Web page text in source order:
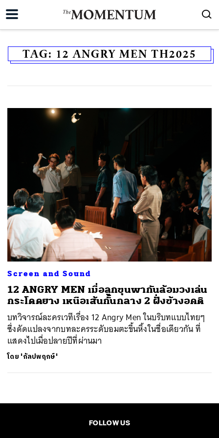
TAG: 12 ANGRY MEN TH2025
Screen and Sound
12 ANGRY MEN เมื่อลูกขุนพากันล้อมวงเล่น
กระโดดยาง เหนือเส้นกั้นกลาง 2 ฝั่งข้างอคติ
บทวิจารณ์ละครเวทีเรื่อง 12 Angry Men ในบริบทแบบไทยๆ
ซึ่งดัดแปลงจากบทละครระดับอมตะขึ้นหิ้งในชื่อเดียวกัน ที่
แสดงไปเมื่อปลายปีที่ผ่านมา
โดย 'กัลปพฤกษ์'
FOLLOW US
ค้นหา
SHARE TWEET LINE EMAIL